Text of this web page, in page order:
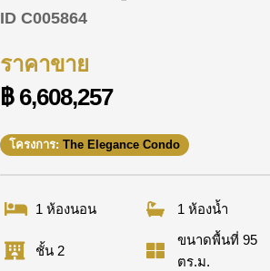
ID C005864
ราคาขาย
฿ 6,608,257
โครงการ: The Elegance Condo
1 ห้องนอน 1 ห้องน้ำ
ชั้น 2
ขนาดพื้นที่ 95
ตร.ม.